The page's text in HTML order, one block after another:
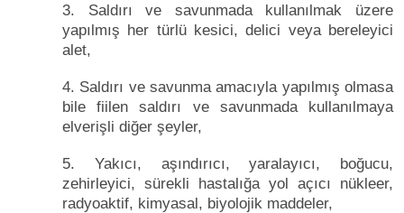
3. Saldırı ve savunmada kullanılmak üzere
yapılmış her türlü kesici, delici veya bereleyici
alet,
4. Saldırı ve savunma amacıyla yapılmış olmasa
bile fiilen saldırı ve savunmada kullanılmaya
elverişli diğer şeyler,
5. Yakıcı, aşındırıcı, yaralayıcı, boğucu,
zehirleyici, sürekli hastalığa yol açıcı nükleer,
radyoaktif, kimyasal, biyolojik maddeler,